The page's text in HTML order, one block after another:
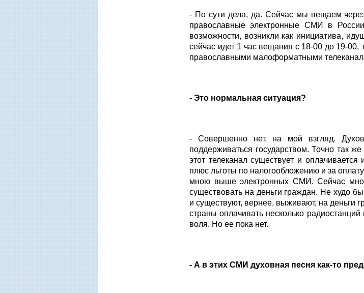
- По сути дела, да. Сейчас мы вещаем
православные электронные СМИ в
возможности, возникли как инициатива,
сейчас идет 1 час вещания с 18-00 до 19-
православными малоформатными
- Это нормальная ситуация?
- Совершенно нет, на мой взгляд.
поддерживаться государством. Точно так
этот телеканал существует и
плюс льготы по налогообложению и за
мною выше электронных СМИ. Сейчас
существовать на деньги граждан. Не худо
и существуют, вернее, выживают, на
страны оплачивать несколько
воля. Но ее пока нет.
- А в этих СМИ духовная песня как-то